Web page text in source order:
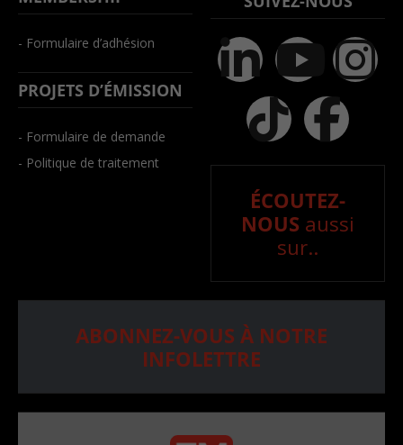
- Formulaire d’adhésion
PROJETS D’ÉMISSION
- Formulaire de demande
- Politique de traitement
ÉCOUTEZ-
NOUS aussi
sur..
ABONNEZ-VOUS À NOTRE
INFOLETTRE